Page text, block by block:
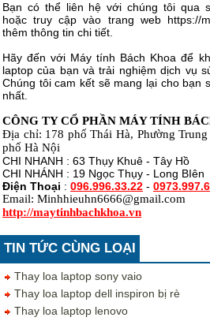
Bạn có thể liên hệ với chúng tôi qua
hoặc truy cập vào trang web https://
thêm thông tin chi tiết.
Hãy đến với Máy tính Bách Khoa để
laptop của bạn và trải nghiệm dịch vụ
Chúng tôi cam kết sẽ mang lại cho bạn
nhất.
CÔNG TY CỔ PHẦN MÁY TÍNH
Địa chỉ: 178 phố Thái Hà, Phường
phố Hà Nội
CHI NHANH : 63 Thụy Khuê - Tây Hồ
CHI NHÁNH : 19 Ngọc Thụy - Long BIên
Điện Thoại : 096.996.33.22 -
Email: Minhhieuhn6666@gmail.com
http://maytinhbachkhoa.vn
TIN TỨC CÙNG LOẠI
Thay loa laptop sony vaio
Thay loa laptop dell inspiron bị rè
Thay loa laptop lenovo